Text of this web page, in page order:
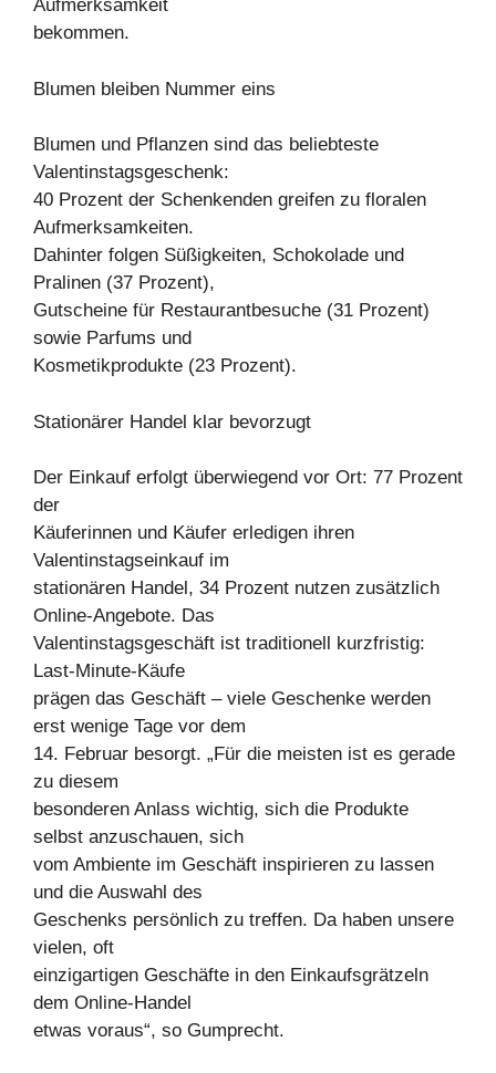
Aufmerksamkeit
bekommen.
Blumen bleiben Nummer eins
Blumen und Pflanzen sind das beliebteste
Valentinstagsgeschenk:
40 Prozent der Schenkenden greifen zu floralen
Aufmerksamkeiten.
Dahinter folgen Süßigkeiten, Schokolade und
Pralinen (37 Prozent),
Gutscheine für Restaurantbesuche (31 Prozent)
sowie Parfums und
Kosmetikprodukte (23 Prozent).
Stationärer Handel klar bevorzugt
Der Einkauf erfolgt überwiegend vor Ort: 77 Prozent
der
Käuferinnen und Käufer erledigen ihren
Valentinstagseinkauf im
stationären Handel, 34 Prozent nutzen zusätzlich
Online-Angebote. Das
Valentinstagsgeschäft ist traditionell kurzfristig:
Last-Minute-Käufe
prägen das Geschäft – viele Geschenke werden
erst wenige Tage vor dem
14. Februar besorgt. „Für die meisten ist es gerade
zu diesem
besonderen Anlass wichtig, sich die Produkte
selbst anzuschauen, sich
vom Ambiente im Geschäft inspirieren zu lassen
und die Auswahl des
Geschenks persönlich zu treffen. Da haben unsere
vielen, oft
einzigartigen Geschäfte in den Einkaufsgrätzeln
dem Online-Handel
etwas voraus“, so Gumprecht.